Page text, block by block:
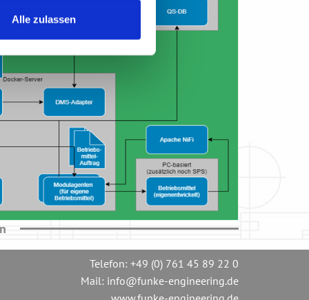
Alle zulassen
Telefon: +49 (0) 761 45 89 22 0
Mail: info@funke-engineering.de